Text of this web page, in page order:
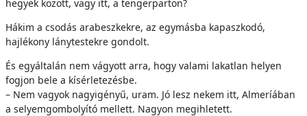
hegyek között, vagy itt, a tengerparton?
Hákim a csodás arabeszkekre, az egymásba kapaszkodó,
hajlékony lánytestekre gondolt.
És egyáltalán nem vágyott arra, hogy valami lakatlan helyen
fogjon bele a kísérletezésbe.
– Nem vagyok nagyigényű, uram. Jó lesz nekem itt, Almeríában
a selyemgombolyító mellett. Nagyon megihletett.